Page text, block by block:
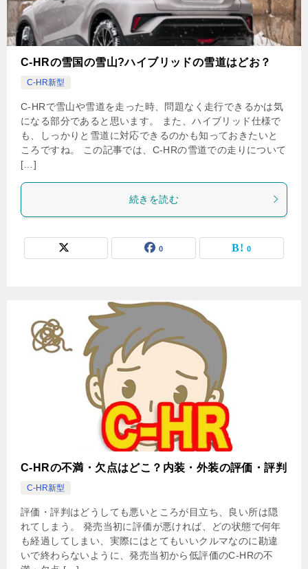
C-HRの雪国の雪山?ハイブリッドの雪道はどお？
C-HR新型
C-HRで雪山や雪道を走った時、問題なく走行できるかは気
になる部分であると思います。 また、ハイブリッド仕様で
も、しっかりと雪道に対応できるのかも知っておきたいと
ころですね。 この記事では、C-HRの雪道での走りについて
[…]
続きを読む
0 0
C-HRの不満・欠点はどこ？内装・外装の評価・評判
C-HR新型
評価・評判はどうしても悪いところが目立ち、良い所は隠
れてしまう。 発売当初に評価が悪ければ、どの状態で何年
も経過してしまい、実際にはとてもいいクルマなのに勘違
いで終わらないように、発売当初から低評価のC-HRの不